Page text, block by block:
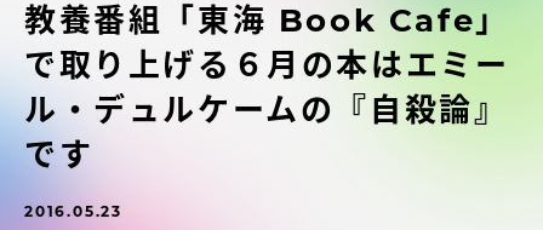
教養番組「東海 Book Cafe」
で取り上げる６月の本はエミー
ル・デュルケームの『自殺論』
です
2016.05.23
大学の概要
教育・研究
受験・入学案内